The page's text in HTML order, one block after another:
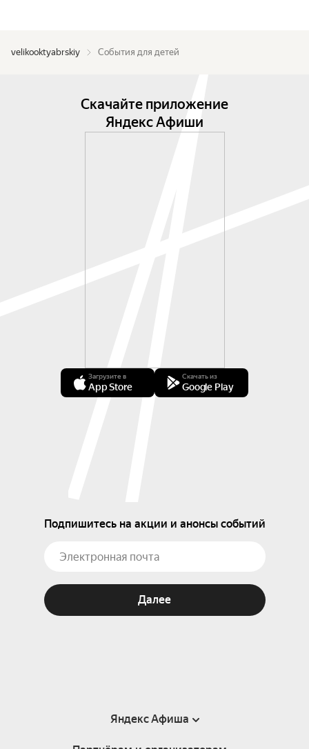
velikooktyabrskiy События для детей
Скачайте приложение
Яндекс Афиши
Загрузите в
App Store
Скачать из
Google Play
Подпишитесь на акции и анонсы событий
Далее
Яндекс Афиша